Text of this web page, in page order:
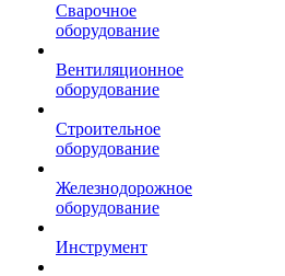
Сварочное
оборудование
Вентиляционное
оборудование
Строительное
оборудование
Железнодорожное
оборудование
Инструмент